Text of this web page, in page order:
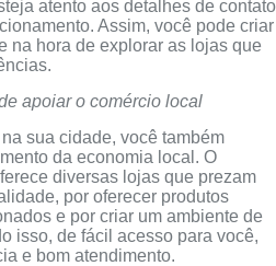
atento aos detalhes de contato
Assim, você pode criar
na hora de explorar as lojas que
apoiar o comércio local
sua cidade, você também
da economia local. O
diversas lojas que prezam
por oferecer produtos
e por criar um ambiente de
isso, de fácil acesso para você,
e bom atendimento.